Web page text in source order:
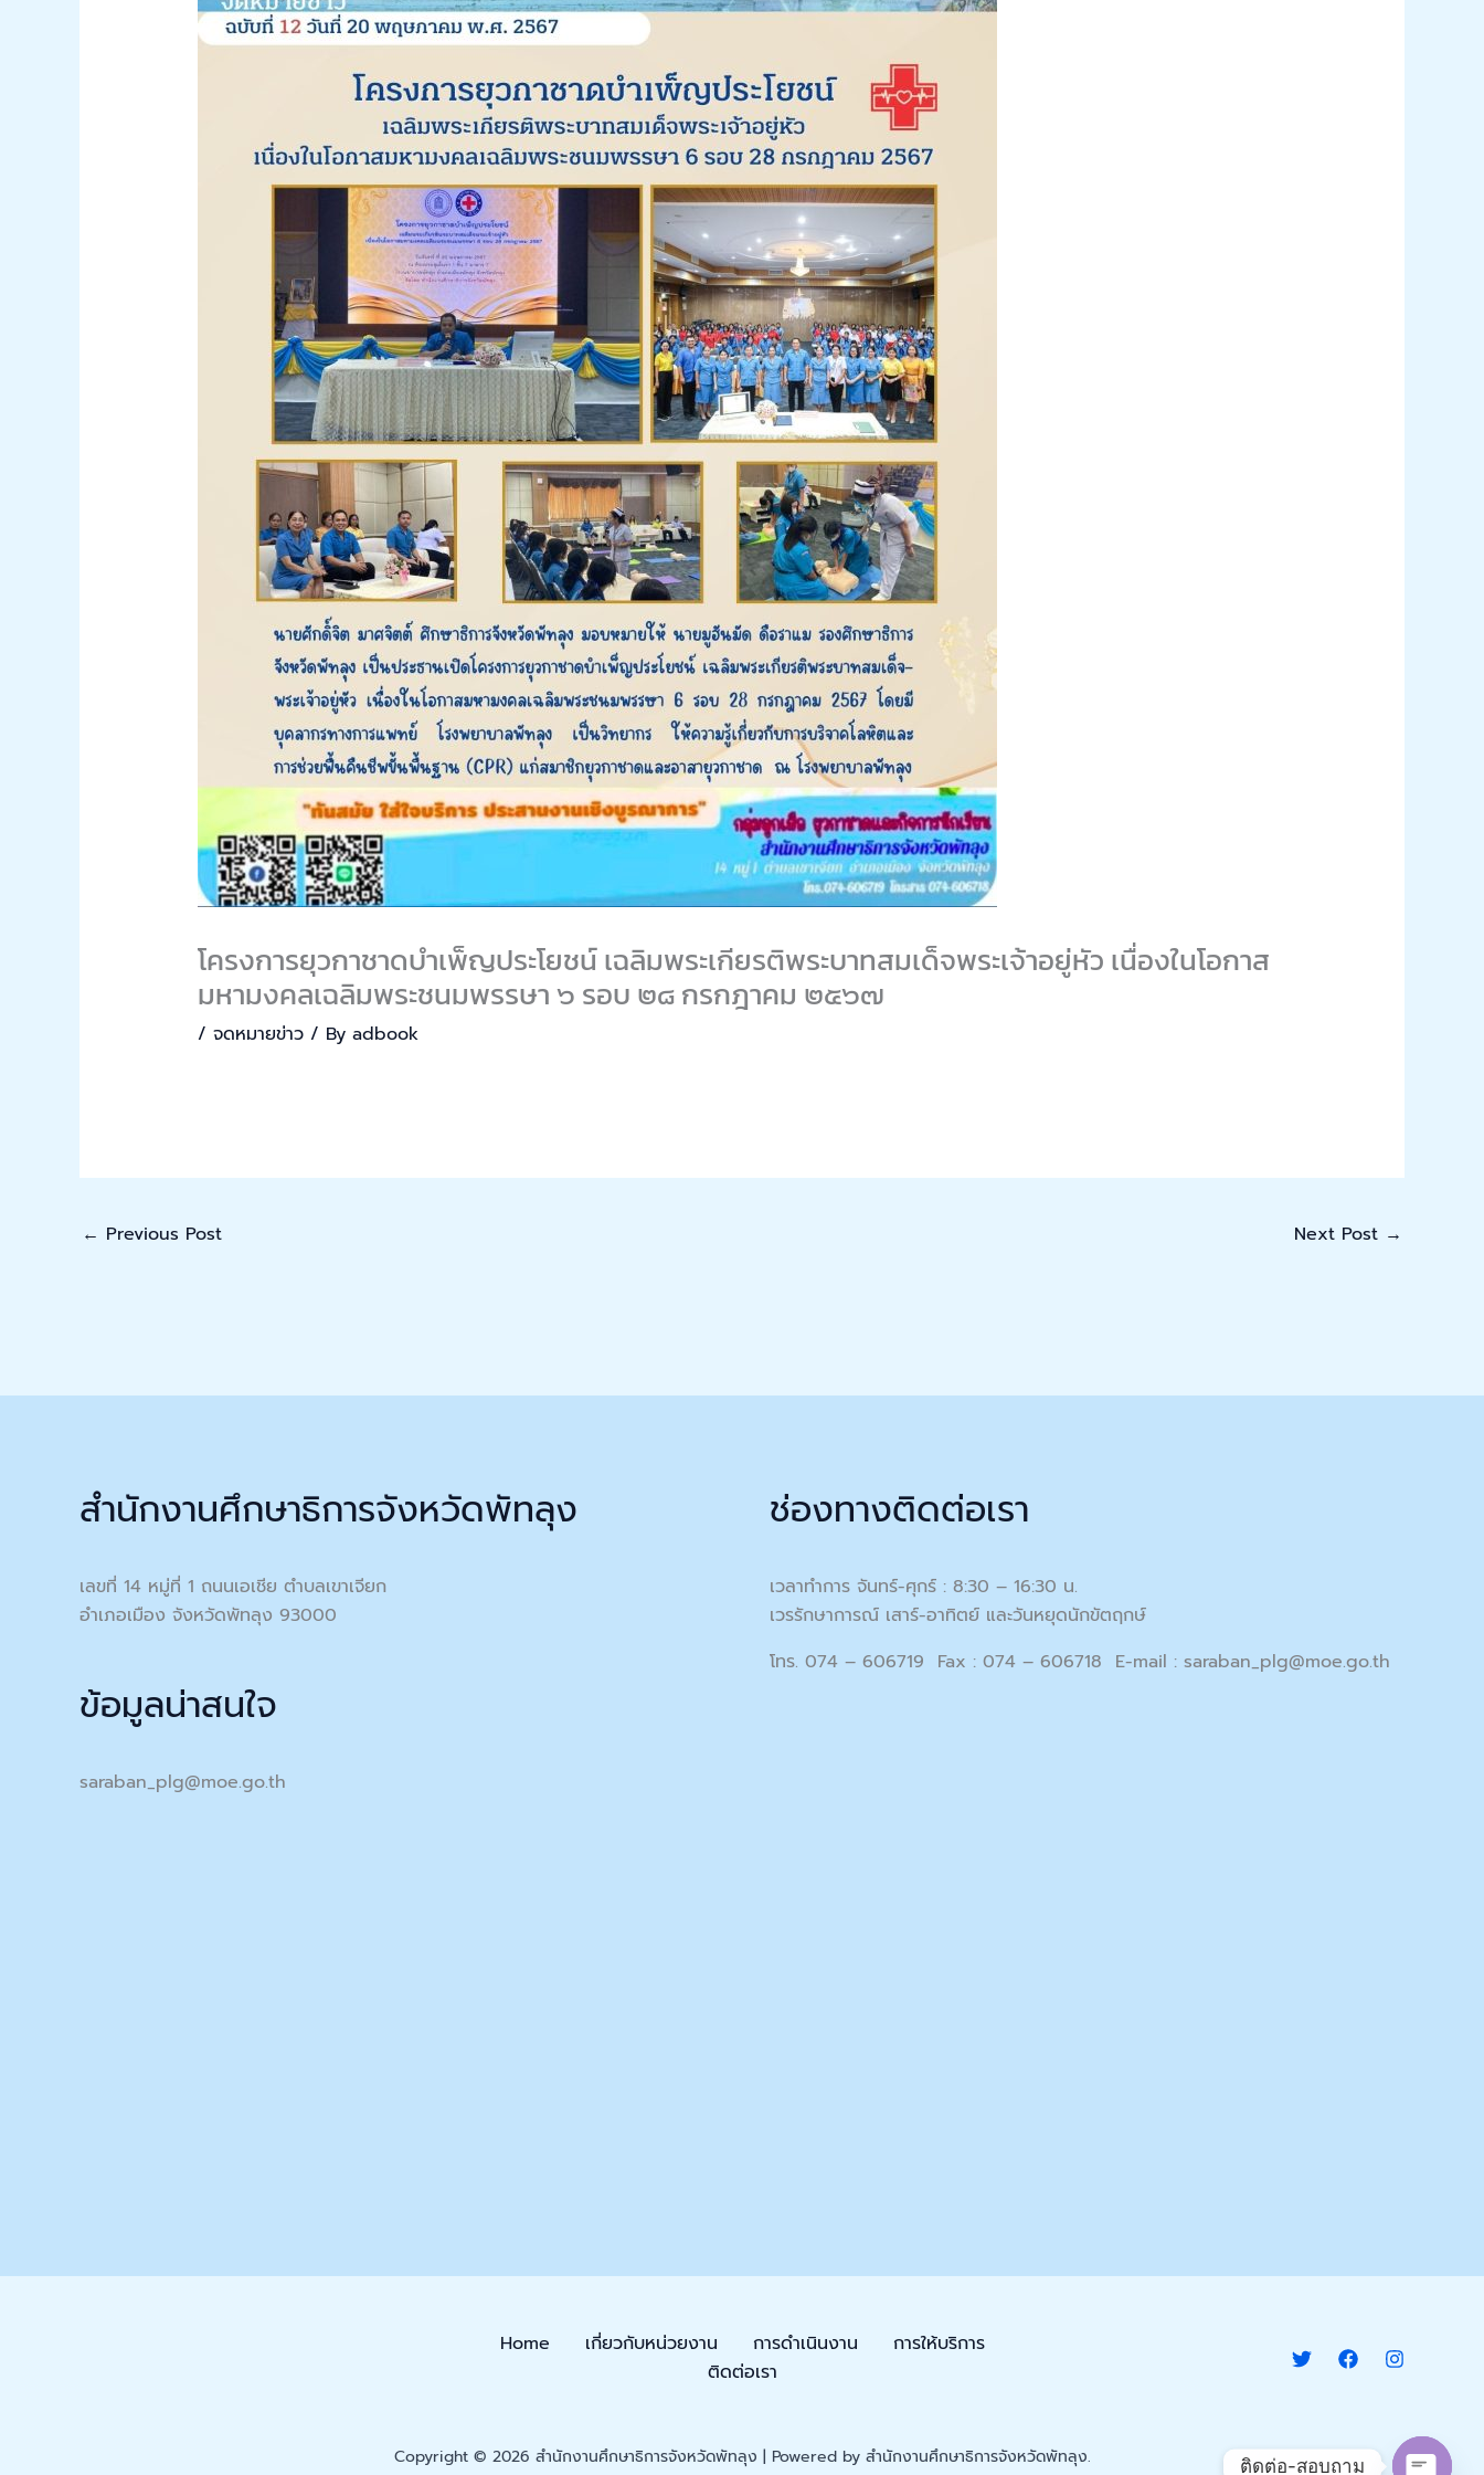
โครงการยุวกาชาดบำเพ็ญประโยชน์ เฉลิมพระเกียรติพระบาทสมเด็จพระเจ้าอยู่หัว เนื่องในโอกาส
มหามงคลเฉลิมพระชนมพรรษา ๖ รอบ ๒๘ กรกฎาคม ๒๕๖๗
/ จดหมายข่าว/ By adbook
← Previous Post Next Post →
สำนักงานศึกษาธิการจังหวัดพัทลุง
เลขที่ 14 หมู่ที่ 1 ถนนเอเชีย ตำบลเขาเจียก
อำเภอเมือง จังหวัดพัทลุง 93000
ข้อมูลน่าสนใจ
saraban_plg@moe.go.th
ช่องทางติดต่อเรา
เวลาทำการ จันทร์-ศุกร์ : 8:30 – 16:30 น.
เวรรักษาการณ์ เสาร์-อาทิตย์ และวันหยุดนักขัตฤกษ์
โทร. 074 – 606719 Fax : 074 – 606718 E-mail : saraban_plg@moe.go.th
Home เกี่ยวกับหน่วยงาน การดำเนินงาน
การให้บริการ
ติดต่อเรา
Copyright © 2026 สำนักงานศึกษาธิการจังหวัดพัทลุง | Powered by สำนักงานศึกษาธิการจังหวัดพัทลุง. ติดต่อ-สอบถาม